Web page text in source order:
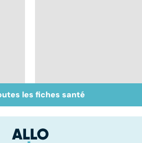
:
Peut-on soigner les
acouphènes ?
les fiches santé